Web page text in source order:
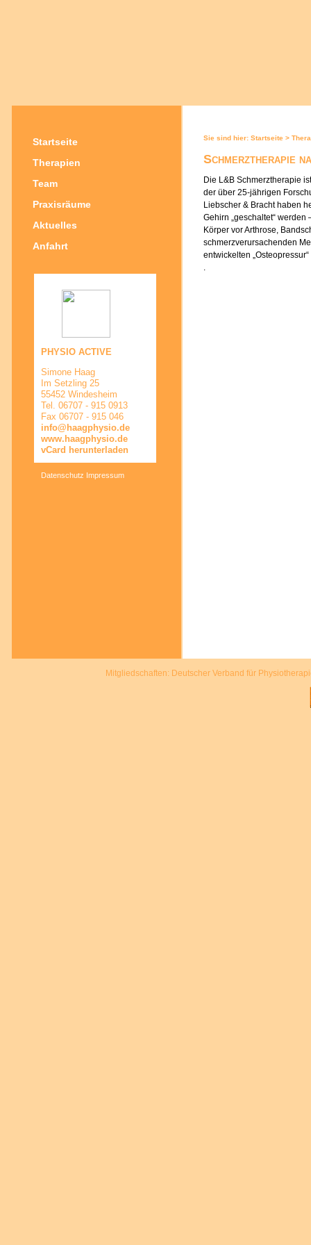
Startseite
Therapien
Team
Praxisräume
Aktuelles
Anfahrt
PHYSIO ACTIVE
Simone Haag
Im Setzling 25
55452 Windesheim
Tel. 06707 - 915 0913
Fax 06707 - 915 046
info@haagphysio.de
www.haagphysio.de
vCard herunterladen
Datenschutz Impressum
Sie sind hier: Startseite >
Schmerztherapie
Die L&B Schmerztherapie
der über 25-jährigen
Liebscher & Bracht haben
Gehirn „geschaltet“
Körper vor Arthrose,
schmerzverursachenden
entwickelten
.
Mitgliedschaften: Deutscher Verband für